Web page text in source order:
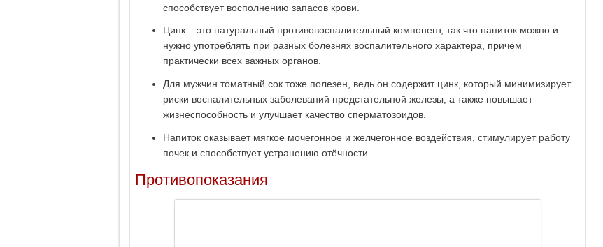
способствует восполнению запасов крови.
Цинк – это натуральный противовоспалительный компонент, так что напиток можно и
нужно употреблять при разных болезнях воспалительного характера, причём
практически всех важных органов.
Для мужчин томатный сок тоже полезен, ведь он содержит цинк, который минимизирует
риски воспалительных заболеваний предстательной железы, а также повышает
жизнеспособность и улучшает качество сперматозоидов.
Напиток оказывает мягкое мочегонное и желчегонное воздействия, стимулирует работу
почек и способствует устранению отёчности.
Противопоказания